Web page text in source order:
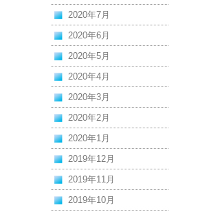
2020年7月
2020年6月
2020年5月
2020年4月
2020年3月
2020年2月
2020年1月
2019年12月
2019年11月
2019年10月